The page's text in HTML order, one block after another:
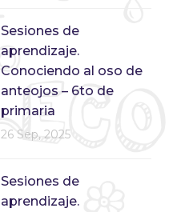
Sesiones de
aprendizaje.
Conociendo al oso de
anteojos – 6to de
primaria
26 Sep, 2025
Sesiones de
aprendizaje.